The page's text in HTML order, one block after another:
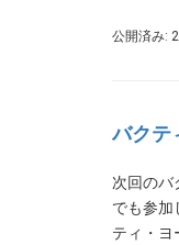
公開済み:
バクテ
次回のバ
でも参加
ティ・ヨ